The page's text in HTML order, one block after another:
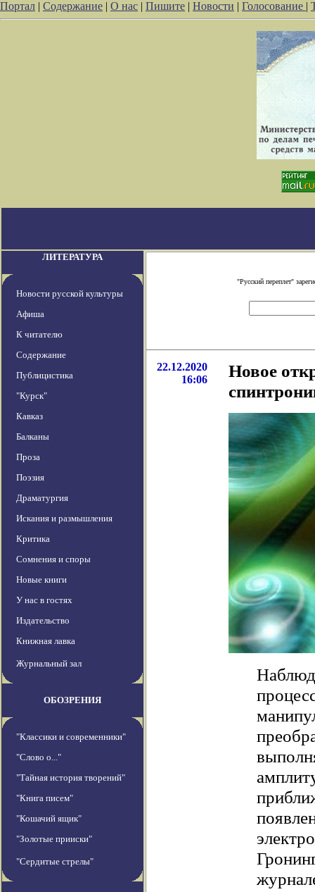
Портал | Содержание | О нас | Пишите | Новости | Голосование |
ЛИТЕРАТУРА
Новости русской культуры
Афиша
К читателю
Содержание
Публицистика
"Курск"
Кавказ
Балканы
Проза
Поэзия
Драматургия
Искания и размышления
Критика
Сомнения и споры
Новые книги
У нас в гостях
Издательство
Книжная лавка
Журнальный зал
ОБОЗРЕНИЯ
"Классики и современники"
"Слово о..."
"Тайная история творений"
"Книга писем"
"Кошачий ящик"
"Золотые прииски"
"Сердитые стрелы"
"Русский переплет"
22.12.2020
16:06
Новое